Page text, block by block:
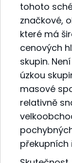
tohoto
značkové,
které má
cenových
skupin.
úzkou
masové
relativně
překupních